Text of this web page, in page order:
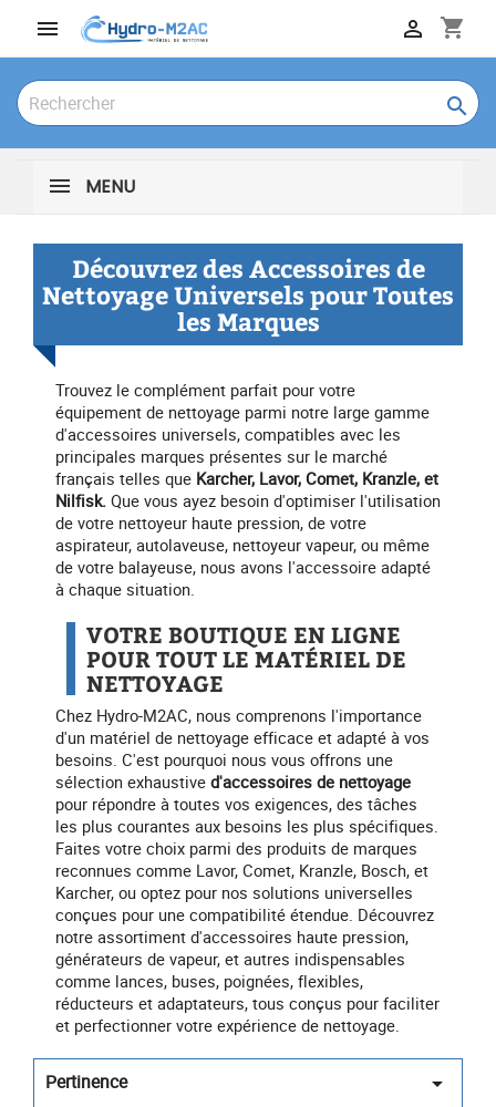
 shopping_cart


MENU
Découvrez des Accessoires de
Nettoyage Universels pour Toutes
les Marques
Trouvez le complément parfait pour votre
équipement de nettoyage parmi notre large gamme
d'accessoires universels, compatibles avec les
principales marques présentes sur le marché
français telles que Karcher, Lavor, Comet, Kranzle, et
Nilfisk. Que vous ayez besoin d'optimiser l'utilisation
de votre nettoyeur haute pression, de votre
aspirateur, autolaveuse, nettoyeur vapeur, ou même
de votre balayeuse, nous avons l'accessoire adapté
à chaque situation.
VOTRE BOUTIQUE EN LIGNE
POUR TOUT LE MATÉRIEL DE
NETTOYAGE
Chez Hydro-M2AC, nous comprenons l'importance
d'un matériel de nettoyage efficace et adapté à vos
besoins. C'est pourquoi nous vous offrons une
sélection exhaustive d'accessoires de nettoyage
pour répondre à toutes vos exigences, des tâches
les plus courantes aux besoins les plus spécifiques.
Faites votre choix parmi des produits de marques
reconnues comme Lavor, Comet, Kranzle, Bosch, et
Karcher, ou optez pour nos solutions universelles
conçues pour une compatibilité étendue. Découvrez
notre assortiment d'accessoires haute pression,
générateurs de vapeur, et autres indispensables
comme lances, buses, poignées, flexibles,
réducteurs et adaptateurs, tous conçus pour faciliter
et perfectionner votre expérience de nettoyage.
Pertinence 